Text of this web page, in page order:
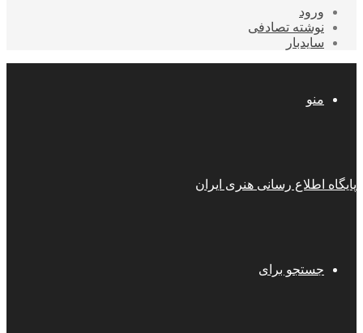
ورود
نوشته تصادفی
سایدبار
منو
پایگاه اطلاع رسانی هنری ایران
جستجو برای